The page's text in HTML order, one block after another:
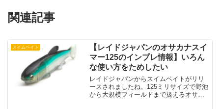
関連記事
スイムベイト
【レイドジャパンのオサカナスイ
マー125のインプレ情報】いろん
な使い方をためしたい
レイドジャパンからスイムベイトがリリ
ースされましたね。125ミリサイズで野池
から大規模フィールドまで扱えるオサカ